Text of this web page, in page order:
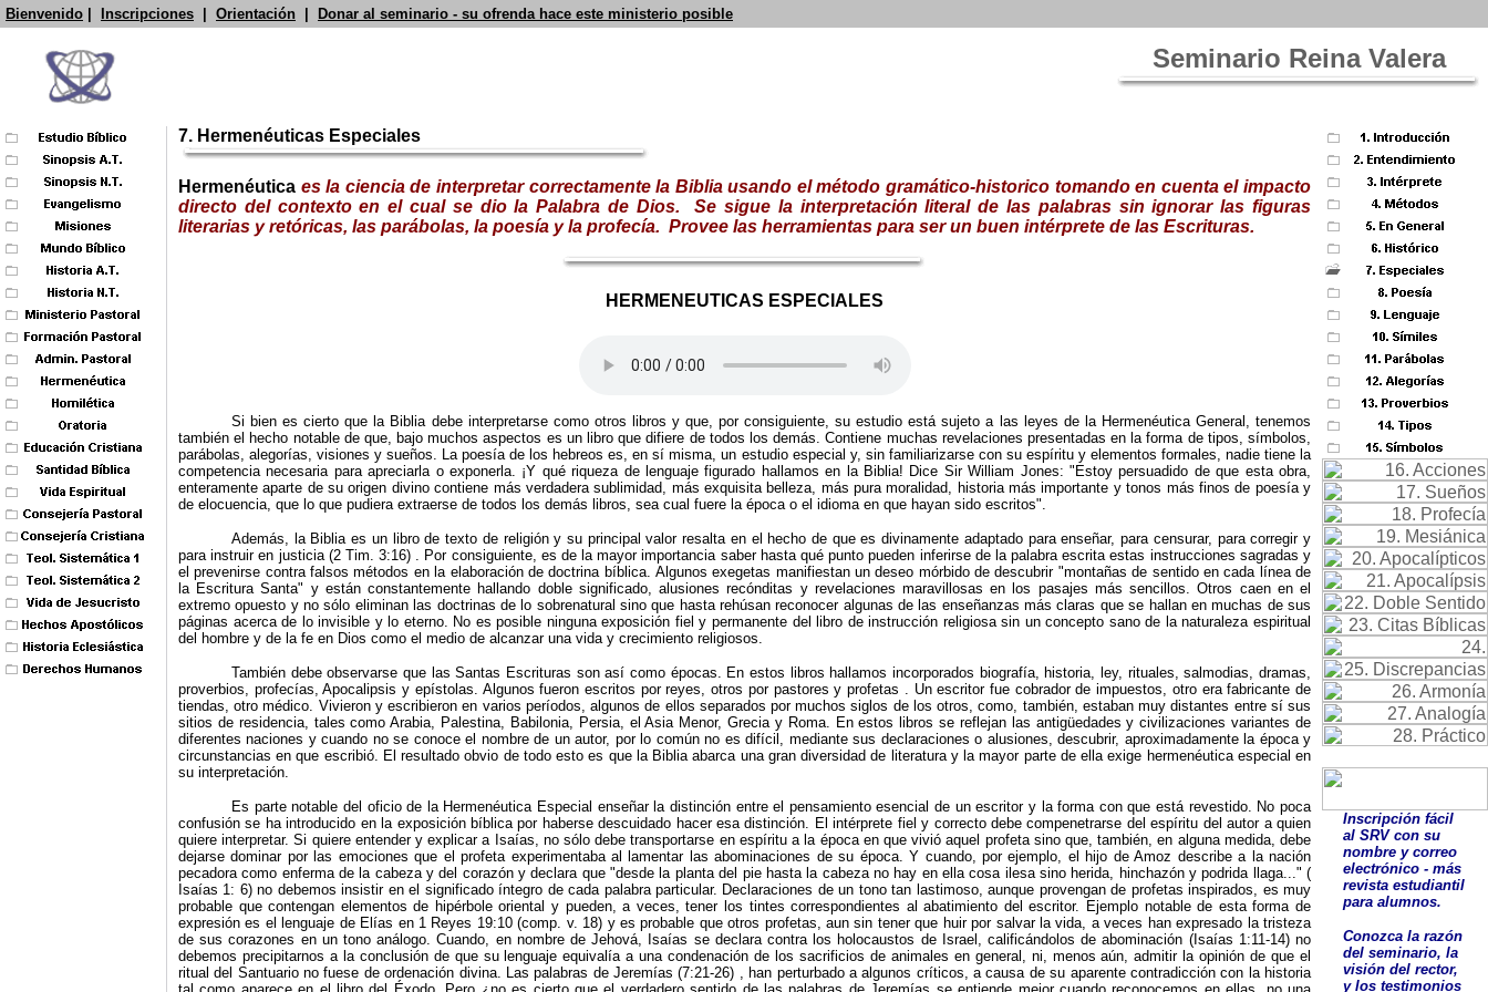
Bienvenido Inscripciones Orientación Donar al seminario - su ofrenda hace este ministerio posible
Seminario Reina Valera
7. Hermenéuticas Especiales
Hermenéutica es la ciencia de interpretar correctamente la Biblia usando el método gramático-historico tomando en cuenta el impacto
directo del contexto en el cual se dio la Palabra de Dios. Se sigue la interpretación literal de las palabras sin ignorar las figuras
literarias y retóricas, las parábolas, la poesía y la profecía. Provee las herramientas para ser un buen intérprete de las Escrituras.
HERMENEUTICAS ESPECIALES
Si bien es cierto que la Biblia debe interpretarse como otros libros y que, por consiguiente, su estudio está sujeto a las leyes de la Hermenéutica General, tenemos
también el hecho notable de que, bajo muchos aspectos es un libro que difiere de todos los demás. Contiene muchas revelaciones presentadas en la forma de tipos, símbolos,
parábolas, alegorías, visiones y sueños. La poesía de los hebreos es, en sí misma, un estudio especial y, sin familiarizarse con su espíritu y elementos formales, nadie tiene la
competencia necesaria para apreciarla o exponerla. ¡Y qué riqueza de lenguaje figurado hallamos en la Biblia! Dice Sir William Jones: "Estoy persuadido de que esta obra,
enteramente aparte de su origen divino contiene más verdadera sublimidad, más exquisita belleza, más pura moralidad, historia más importante y tonos más finos de poesía y
de elocuencia, que lo que pudiera extraerse de todos los demás libros, sea cual fuere la época o el idioma en que hayan sido escritos".
Además, la Biblia es un libro de texto de religión y su principal valor resalta en el hecho de que es divinamente adaptado para enseñar, para censurar, para corregir y
para instruir en justicia (2 Tim. 3:16) . Por consiguiente, es de la mayor importancia saber hasta qué punto pueden inferirse de la palabra escrita estas instrucciones sagradas y
el prevenirse contra falsos métodos en la elaboración de doctrina bíblica. Algunos exegetas manifiestan un deseo mórbido de descubrir "montañas de sentido en cada línea de
la Escritura Santa" y están constantemente hallando doble significado, alusiones recónditas y revelaciones maravillosas en los pasajes más sencillos. Otros caen en el
extremo opuesto y no sólo eliminan las doctrinas de lo sobrenatural sino que hasta rehúsan reconocer algunas de las enseñanzas más claras que se hallan en muchas de sus
páginas acerca de lo invisible y lo eterno. No es posible ninguna exposición fiel y permanente del libro de instrucción religiosa sin un concepto sano de la naturaleza espiritual
del hombre y de la fe en Dios como el medio de alcanzar una vida y crecimiento religiosos.
También debe observarse que las Santas Escrituras son así como épocas. En estos libros hallamos incorporados biografía, historia, ley, rituales, salmodias, dramas,
proverbios, profecías, Apocalipsis y epístolas. Algunos fueron escritos por reyes, otros por pastores y profetas . Un escritor fue cobrador de impuestos, otro era fabricante de
tiendas, otro médico. Vivieron y escribieron en varios períodos, algunos de ellos separados por muchos siglos de los otros, como, también, estaban muy distantes entre sí sus
sitios de residencia, tales como Arabia, Palestina, Babilonia, Persia, el Asia Menor, Grecia y Roma. En estos libros se reflejan las antigüedades y civilizaciones variantes de
diferentes naciones y cuando no se conoce el nombre de un autor, por lo común no es difícil, mediante sus declaraciones o alusiones, descubrir, aproximadamente la época y
circunstancias en que escribió. El resultado obvio de todo esto es que la Biblia abarca una gran diversidad de literatura y la mayor parte de ella exige hermenéutica especial en
su interpretación.
Es parte notable del oficio de la Hermenéutica Especial enseñar la distinción entre el pensamiento esencial de un escritor y la forma con que está revestido. No poca
confusión se ha introducido en la exposición bíblica por haberse descuidado hacer esa distinción. El intérprete fiel y correcto debe compenetrarse del espíritu del autor a quien
quiere interpretar. Si quiere entender y explicar a Isaías, no sólo debe transportarse en espíritu a la época en que vivió aquel profeta sino que, también, en alguna medida, debe
dejarse dominar por las emociones que el profeta experimentaba al lamentar las abominaciones de su época. Y cuando, por ejemplo, el hijo de Amoz describe a la nación
pecadora como enferma de la cabeza y del corazón y declara que "desde la planta del pie hasta la cabeza no hay en ella cosa ilesa sino herida, hinchazón y podrida llaga..." (
Isaías 1: 6) no debemos insistir en el significado íntegro de cada palabra particular. Declaraciones de un tono tan lastimoso, aunque provengan de profetas inspirados, es muy
probable que contengan elementos de hipérbole oriental y pueden, a veces, tener los tintes correspondientes al abatimiento del escritor. Ejemplo notable de esta forma de
expresión es el lenguaje de Elías en 1 Reyes 19:10 (comp. v. 18) y es probable que otros profetas, aun sin tener que huir por salvar la vida, a veces han expresado la tristeza
de sus corazones en un tono análogo. Cuando, en nombre de Jehová, Isaías se declara contra los holocaustos de Israel, calificándolos de abominación (Isaías 1:11‑14) no
debemos precipitarnos a la conclusión de que su lenguaje equivalía a una condenación de los sacrificios de animales en general, ni, menos aún, admitir la opinión de que el
ritual del Santuario no fuese de ordenación divina. Las palabras de Jeremías (7:21‑26) , han perturbado a algunos críticos, a causa de su aparente contradicción con la historia
Inscripción fácil
al SRV con su
nombre y correo
electrónico - más
revista estudiantil
para alumnos.
Conozca la razón
del seminario, la
visión del rector,
y los testimonios